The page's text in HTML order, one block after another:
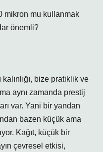
mikron mu kullanmak
önemli?
kalınlığı, bize pratiklik ve
aynı zamanda prestij
var. Yani bir yandan
bazen küçük ama
Kağıt, küçük bir
çevresel etkisi,